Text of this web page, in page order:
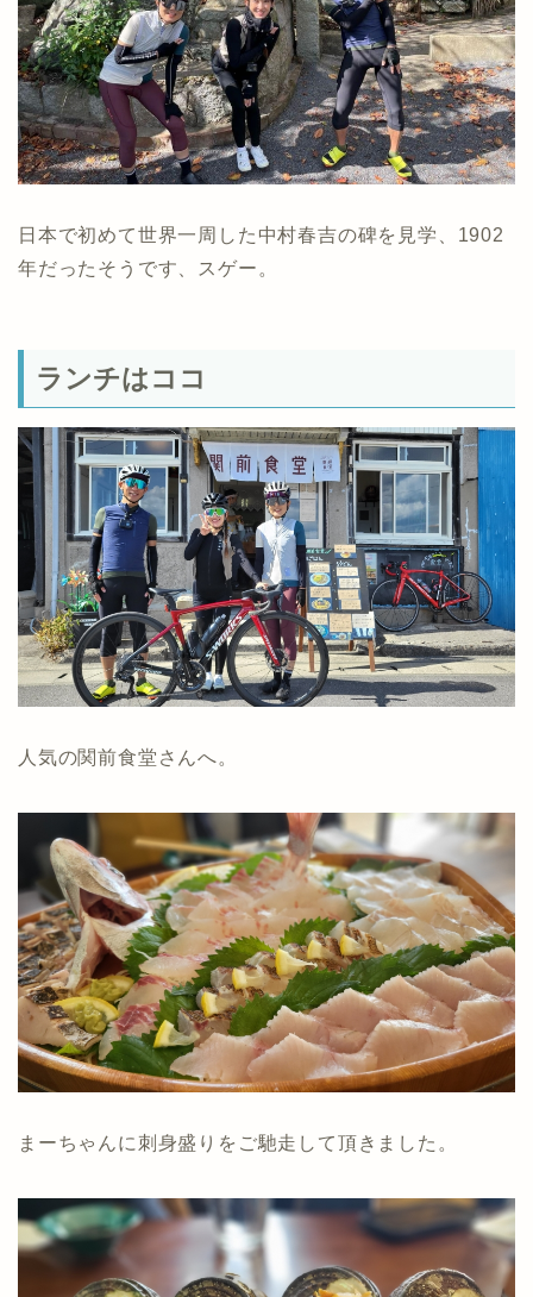
日本で初めて世界一周した中村春吉の碑を見学、1902
年だったそうです、スゲー。
ランチはココ
人気の関前食堂さんへ。
まーちゃんに刺身盛りをご馳走して頂きました。